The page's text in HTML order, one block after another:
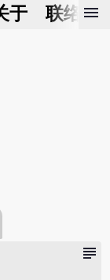
于 联络我
menu
subject